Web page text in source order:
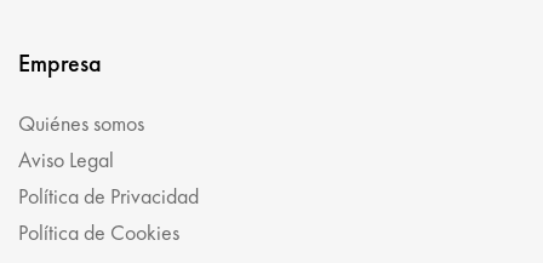
Empresa
Quiénes somos
Aviso Legal
Política de Privacidad
Política de Cookies